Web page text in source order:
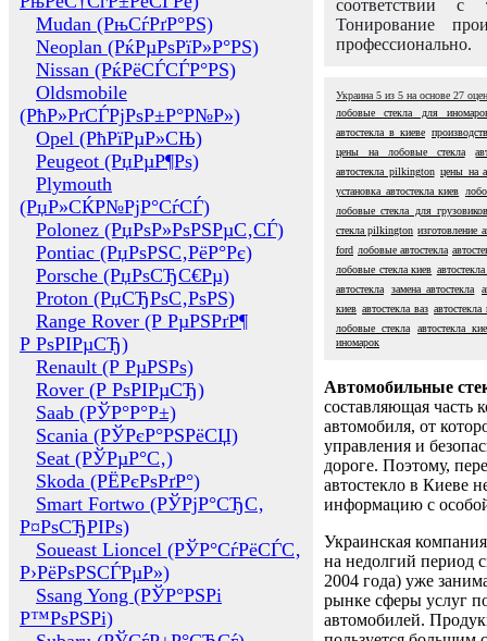
Mudan (РњСѓРґР°РЅ)
Neoplan (РќРµРѕРїР»Р°РЅ)
Nissan (РќРёСЃСЃР°РЅ)
Oldsmobile
(РћР»РґСЃРјРѕР±Р°Р№Р»)
Opel (РћРїРµР»СЊ)
Peugeot (РџРµР¶Рѕ)
Plymouth
(РџР»СЌР№РјР°СѓСЃ)
Polonez (РџРѕР»РѕРЅРµС‚СЃ)
Pontiac (РџРѕРЅС‚РёР°Рє)
Porsche (РџРѕСЂС€Рµ)
Proton (РџСЂРѕС‚РѕРЅ)
Range Rover (Р РµРЅРґР¶
Р РѕРІРµСЂ)
Renault (Р РµРЅРѕ)
Rover (Р РѕРІРµСЂ)
Saab (РЎР°Р°Р±)
Scania (РЎРєР°РЅРёСЏ)
Seat (РЎРµР°С‚)
Skoda (РЁРєРѕРґР°)
Smart Fortwo (РЎРјР°СЂС‚
Р¤РѕСЂРІРѕ)
Soueast Lioncel (РЎР°СѓРёСЃС‚
Р›РёРѕРЅСЃРµР»)
Ssang Yong (РЎР°РЅРі
Р™РѕРЅРі)
соответствии с
Тонирование
профессионально.
Украина 5 из 5 на основе 27
лобовые стекла для
автостекла в киеве
цены на лобовые стекла
автостекла pilkington цены на
установка автостекла киев
лобовые стекла для грузовиков
стекла pilkington изготовление
ford лобовые автостекла
лобовые стекла киев
автостекла
замена автостекла
киев автостекла ваз
лобовые стекла
автостекла
иномарок
Автомобильные
составляющая часть
автомобиля, от
управления и
дороге. Поэтому,
автостекло в Киеве
информацию с
Украинская
на недолгий период
2004 года) уже
рынке сферы услуг
автомобилей.